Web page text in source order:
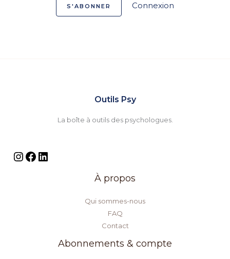
S'ABONNER Connexion
Outils Psy
La boîte à outils des psychologues.
À propos
Qui sommes-nous
FAQ
Contact
Abonnements & compte